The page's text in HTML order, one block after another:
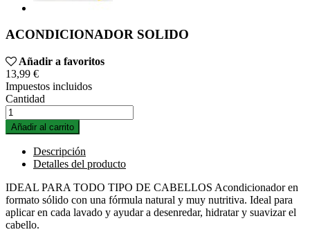
ACONDICIONADOR SOLIDO
Añadir a favoritos
13,99 €
Impuestos incluidos
Cantidad
Añadir al carrito
Descripción
Detalles del producto
IDEAL PARA TODO TIPO DE CABELLOS Acondicionador en
formato sólido con una fórmula natural y muy nutritiva. Ideal para
aplicar en cada lavado y ayudar a desenredar, hidratar y suavizar el
cabello.